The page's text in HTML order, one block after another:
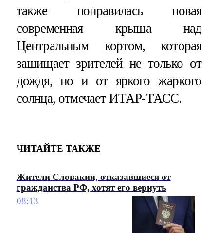
также понравилась новая
современная крыша над
Центральным кортом, которая
защищает зрителей не только от
дождя, но и от яркого жаркого
солнца, отмечает ИТАР-ТАСС.
ЧИТАЙТЕ ТАКЖЕ
Жители Словакии, отказавшиеся от
гражданства РФ, хотят его вернуть
08:13